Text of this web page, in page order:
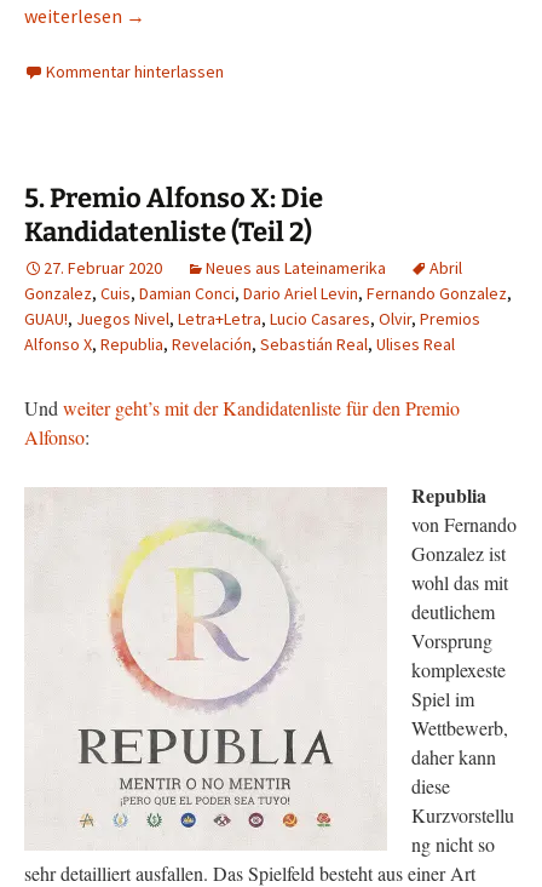
Premio Alfonso X im Doppelpack, zweiter Teil
weiterlesen →
Kommentar hinterlassen
5. Premio Alfonso X: Die
Kandidatenliste (Teil 2)
27. Februar 2020 Neues aus Lateinamerika
Abril
Gonzalez, Cuis, Damian Conci, Dario Ariel Levin, Fernando Gonzalez,
GUAU!, Juegos Nivel, Letra+Letra, Lucio Casares, Olvir, Premios
Alfonso X, Republia, Revelación, Sebastián Real, Ulises Real
Und weiter geht’s mit der Kandidatenliste für den Premio
Alfonso:
Republia
von Fernando
Gonzalez ist
wohl das mit
deutlichem
Vorsprung
komplexeste
Spiel im
Wettbewerb,
daher kann
diese
Kurzvorstellu
ng nicht so
sehr detailliert ausfallen. Das Spielfeld besteht aus einer Art